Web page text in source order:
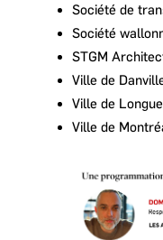
Société de
Société
STGM
Ville de
Ville de
Ville de